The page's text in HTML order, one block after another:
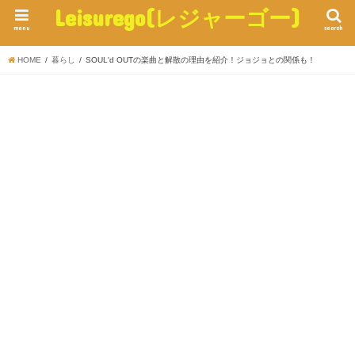
Leisurego(レジャーゴー) search
menu
HOME 暮らし SOUL'd OUTの楽曲と解散の理由を紹介！ジョジョとの関係も！